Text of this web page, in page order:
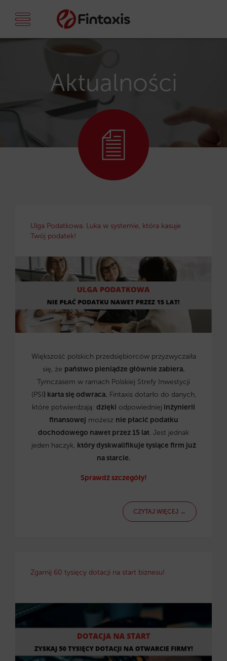
Aktualności
Ulga Podatkowa. Luka w systemie, która kasuje
Twój podatek!
Większość polskich przedsiębiorców przyzwyczaiła
się, że państwo pieniądze głównie zabiera.
Tymczasem w ramach Polskiej Strefy Inwestycji
(PSI) karta się odwraca. Fintaxis dotarło do danych,
które potwierdzają: dzięki odpowiedniej inżynierii
finansowej możesz nie płacić podatku
dochodowego nawet przez 15 lat. Jest jednak
jeden haczyk, który dyskwalifikuje tysiące firm już
na starcie.
Sprawdź szczegóły!
CZYTAJ WIĘCEJ →
Zgarnij 60 tysięcy dotacji na start biznesu!